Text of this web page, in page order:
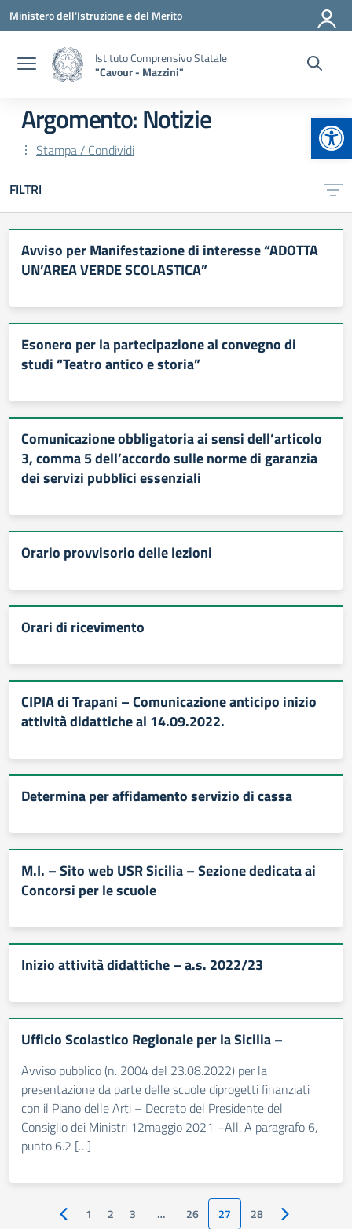
Vai ai contenuti
Vai al menu di navigazione
Vai al footer
Ministero dell'Istruzione e del Merito
Istituto Comprensivo Statale
"Cavour - Mazzini"
Argomento: Notizie
Stampa / Condividi
FILTRI
Avviso per Manifestazione di interesse “ADOTTA
UN’AREA VERDE SCOLASTICA”
Esonero per la partecipazione al convegno di
studi “Teatro antico e storia”
Comunicazione obbligatoria ai sensi dell’articolo
3, comma 5 dell’accordo sulle norme di garanzia
dei servizi pubblici essenziali
Orario provvisorio delle lezioni
Orari di ricevimento
CIPIA di Trapani – Comunicazione anticipo inizio
attività didattiche al 14.09.2022.
Determina per affidamento servizio di cassa
M.I. – Sito web USR Sicilia – Sezione dedicata ai
Concorsi per le scuole
Inizio attività didattiche – a.s. 2022/23
Ufficio Scolastico Regionale per la Sicilia –
Avviso pubblico (n. 2004 del 23.08.2022) per la
presentazione da parte delle scuole diprogetti finanziati
con il Piano delle Arti – Decreto del Presidente del
Consiglio dei Ministri 12maggio 2021 –All. A paragrafo 6,
punto 6.2 […]
Pagina precedente
1 2 3 … 26 27 28 Pagina